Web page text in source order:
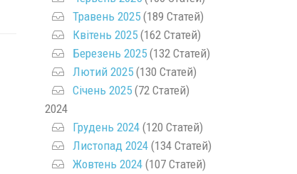
Травень 2025(189 Статей)
Квітень 2025(162 Статей)
Березень 2025(132 Статей)
Лютий 2025(130 Статей)
Січень 2025(72 Статей)
2024
Грудень 2024(120 Статей)
Листопад 2024(134 Статей)
Жовтень 2024(107 Статей)